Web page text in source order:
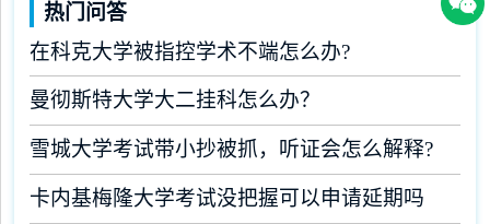
热门问答
在科克大学被指控学术不端怎么办?
曼彻斯特大学大二挂科怎么办？
雪城大学考试带小抄被抓，听证会怎么解释?
卡内基梅隆大学考试没把握可以申请延期吗